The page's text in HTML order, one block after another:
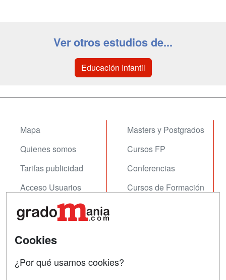
Ver otros estudios de...
Educación Infantil
Mapa
Quienes somos
Tarifas publicidad
Acceso Usuarios
Acceso Centros
Masters y Postgrados
Cursos FP
Conferencias
Cursos de Formación
Contactar
Cookies
¿Por qué usamos cookies?